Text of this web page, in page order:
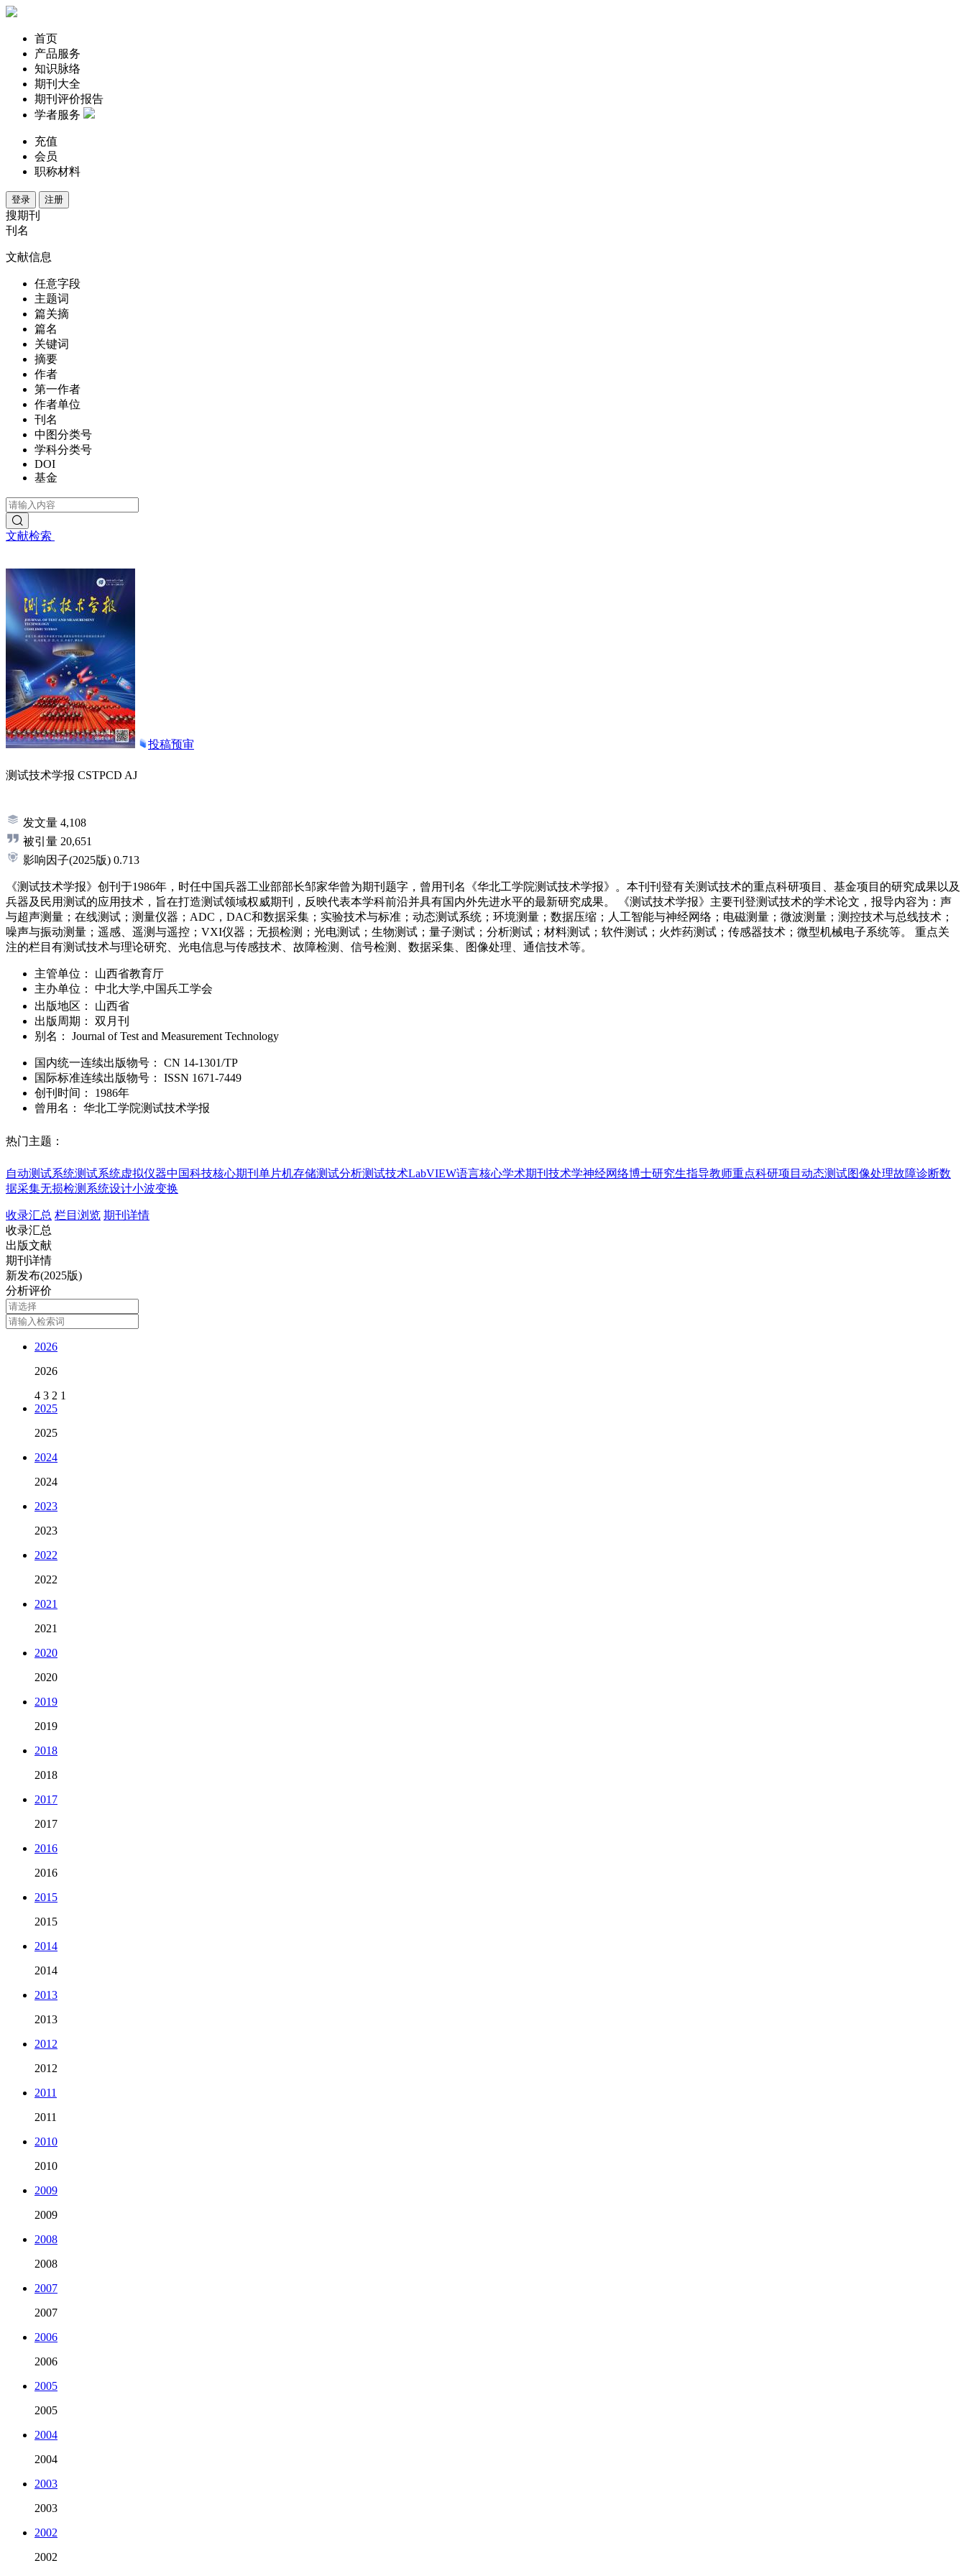
首页
产品服务
知识脉络
期刊大全
期刊评价报告
学者服务
充值
会员
职称材料
登录 注册
搜期刊
刊名
文献信息
任意字段
主题词
篇关摘
篇名
关键词
摘要
作者
第一作者
作者单位
刊名
中图分类号
学科分类号
DOI
基金
文献检索
投稿预审
测试技术学报 CSTPCD AJ
发文量 4,108
被引量 20,651
影响因子(2025版) 0.713
《测试技术学报》创刊于1986年，时任中国兵器工业部部长邹家华曾为期刊题字，曾用刊名《华北工学院测试技术学报》。本刊刊登有关测试技术的重点科研项目、基金项目的研究成果以及
兵器及民用测试的应用技术，旨在打造测试领域权威期刊，反映代表本学科前沿并具有国内外先进水平的最新研究成果。 《测试技术学报》主要刊登测试技术的学术论文，报导内容为：声
与超声测量；在线测试；测量仪器；ADC，DAC和数据采集；实验技术与标准；动态测试系统；环境测量；数据压缩；人工智能与神经网络；电磁测量；微波测量；测控技术与总线技术；
噪声与振动测量；遥感、遥测与遥控；VXI仪器；无损检测；光电测试；生物测试；量子测试；分析测试；材料测试；软件测试；火炸药测试；传感器技术；微型机械电子系统等。 重点关
注的栏目有测试技术与理论研究、光电信息与传感技术、故障检测、信号检测、数据采集、图像处理、通信技术等。
主管单位：
山西省教育厅
主办单位：
中北大学,中国兵工学会
出版地区：
山西省
出版周期：
双月刊
别名：
Journal of Test and Measurement Technology
国内统一连续出版物号： CN 14-1301/TP
国际标准连续出版物号 ： ISSN 1671-7449
创刊时间：
1986年
曾用名：
华北工学院测试技术学报
热门主题：
自动测试系统测试系统虚拟仪器中国科技核心期刊 单片机存储测试分析测试技术LabVIEW语言核心学术期刊 技术学神经网络博士研究生指导教师重点科研项目 动态测试图像处理故障诊断数
据采集无损检测 系统设计小波变换
收录汇总 栏目浏览 期刊详情
收录汇总
出版文献
期刊详情
新发布(2025版)
分析评价
2026
2026
4 3 2 1
2025
2025
2024
2024
2023
2023
2022
2022
2021
2021
2020
2020
2019
2019
2018
2018
2017
2017
2016
2016
2015
2015
2014
2014
2013
2013
2012
2012
2011
2011
2010
2010
2009
2009
2008
2008
2007
2007
2006
2006
2005
2005
2004
2004
2003
2003
2002
2002